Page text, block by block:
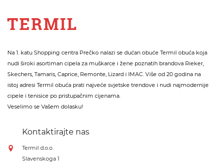
Na 1. katu Shopping centra Prečko nalazi se dućan obuće Termil obuća koja
nudi široki asortiman cipela za muškarce i žene poznatih brandova Rieker,
Skechers, Tamaris, Caprice, Remonte, Lizard i IMAC. Više od 20 godina na
istoj adresi Termil obuća prati najveće svjetske trendove i nudi najmodernije
cipele i tenisice po pristupačnim cijenama.
Veselimo se Vašem dolasku!
Kontaktirajte nas
Termil d.o.o.
Slavenskoga 1